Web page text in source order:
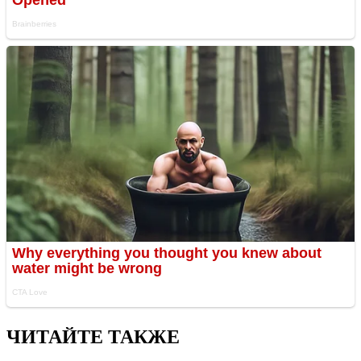
ЧИТАЙТЕ ТАКЖЕ